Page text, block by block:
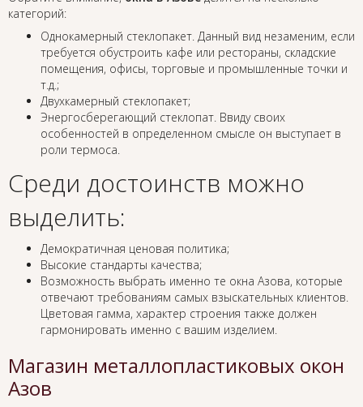
категорий:
Однокамерный стеклопакет. Данный вид незаменим, если
требуется обустроить кафе или рестораны, складские
помещения, офисы, торговые и промышленные точки и
т.д.;
Двухкамерный стеклопакет;
Энергосберегающий стеклопат. Ввиду своих
особенностей в определенном смысле он выступает в
роли термоса.
Среди достоинств можно
выделить:
Демократичная ценовая политика;
Высокие стандарты качества;
Возможность выбрать именно те окна Азова, которые
отвечают требованиям самых взыскательных клиентов.
Цветовая гамма, характер строения также должен
гармонировать именно с вашим изделием.
Магазин металлопластиковых окон
Азов